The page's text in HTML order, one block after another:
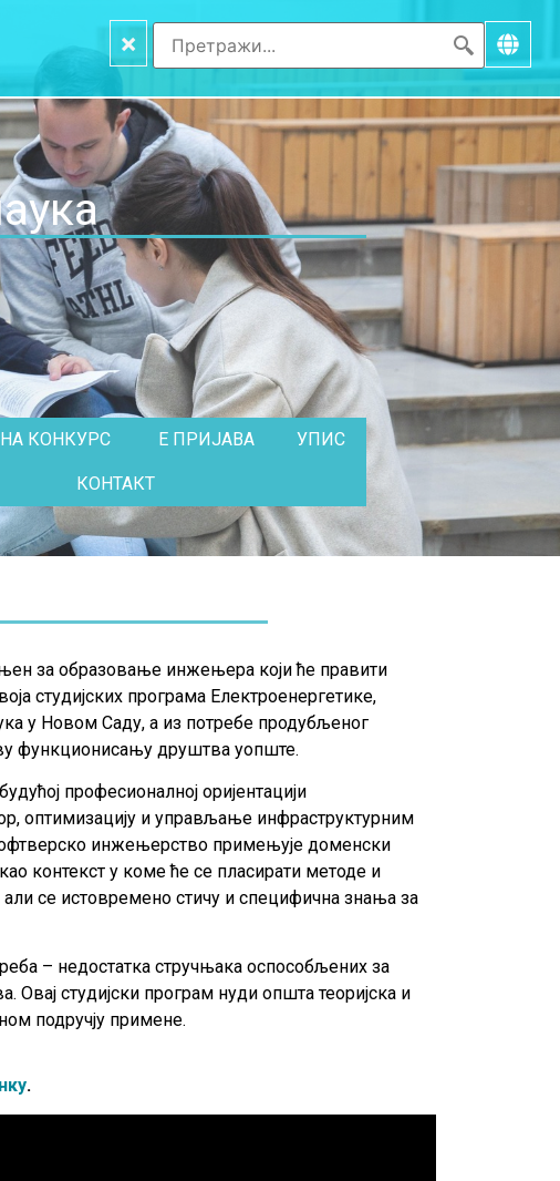
×
КОНКУРС Е ПРИЈАВА УПИС
КОНТАКТ
за образовање инжењера који ће правити
студијских програма Електроенергетике,
у Новом Саду, а из потребе продубљеног
функционисању друштва уопште.
професионалној оријентацији
оптимизацију и управљање инфраструктурним
инжењерство примењује доменски
контекст у коме ће се пласирати методе и
се истовремено стичу и специфична знања за
– недостатка стручњака оспособљених за
студијски програм нуди општа теоријска и
подручју примене.
.